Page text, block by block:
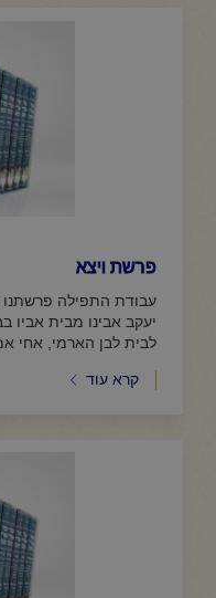
פרשת ויצא
עבודת התפילה פרשתנו
יעקב אבינו מבית
לבית לבן הארמי, אחי
קרא עוד